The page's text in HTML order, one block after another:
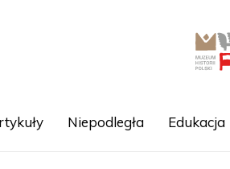
Niepodległa Edukacja